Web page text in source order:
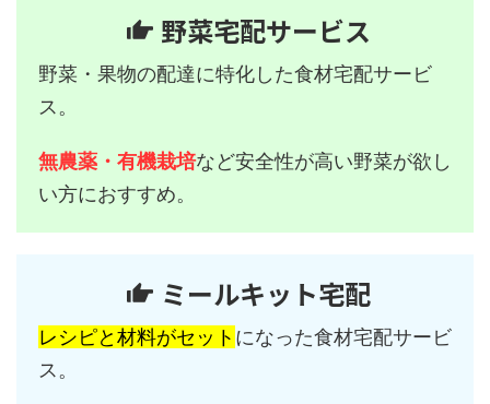
野菜宅配サービス
野菜・果物の配達に特化した食材宅配サービ
ス。
無農薬・有機栽培など安全性が高い野菜が欲し
い方におすすめ。
ミールキット宅配
レシピと材料がセット になった食材宅配サービ
ス。